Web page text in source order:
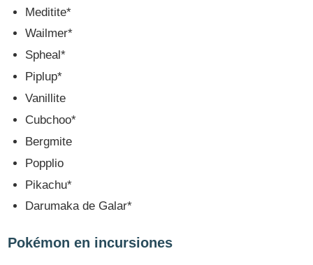
Meditite*
Wailmer*
Spheal*
Piplup*
Vanillite
Cubchoo*
Bergmite
Popplio
Pikachu*
Darumaka de Galar*
Pokémon en incursiones